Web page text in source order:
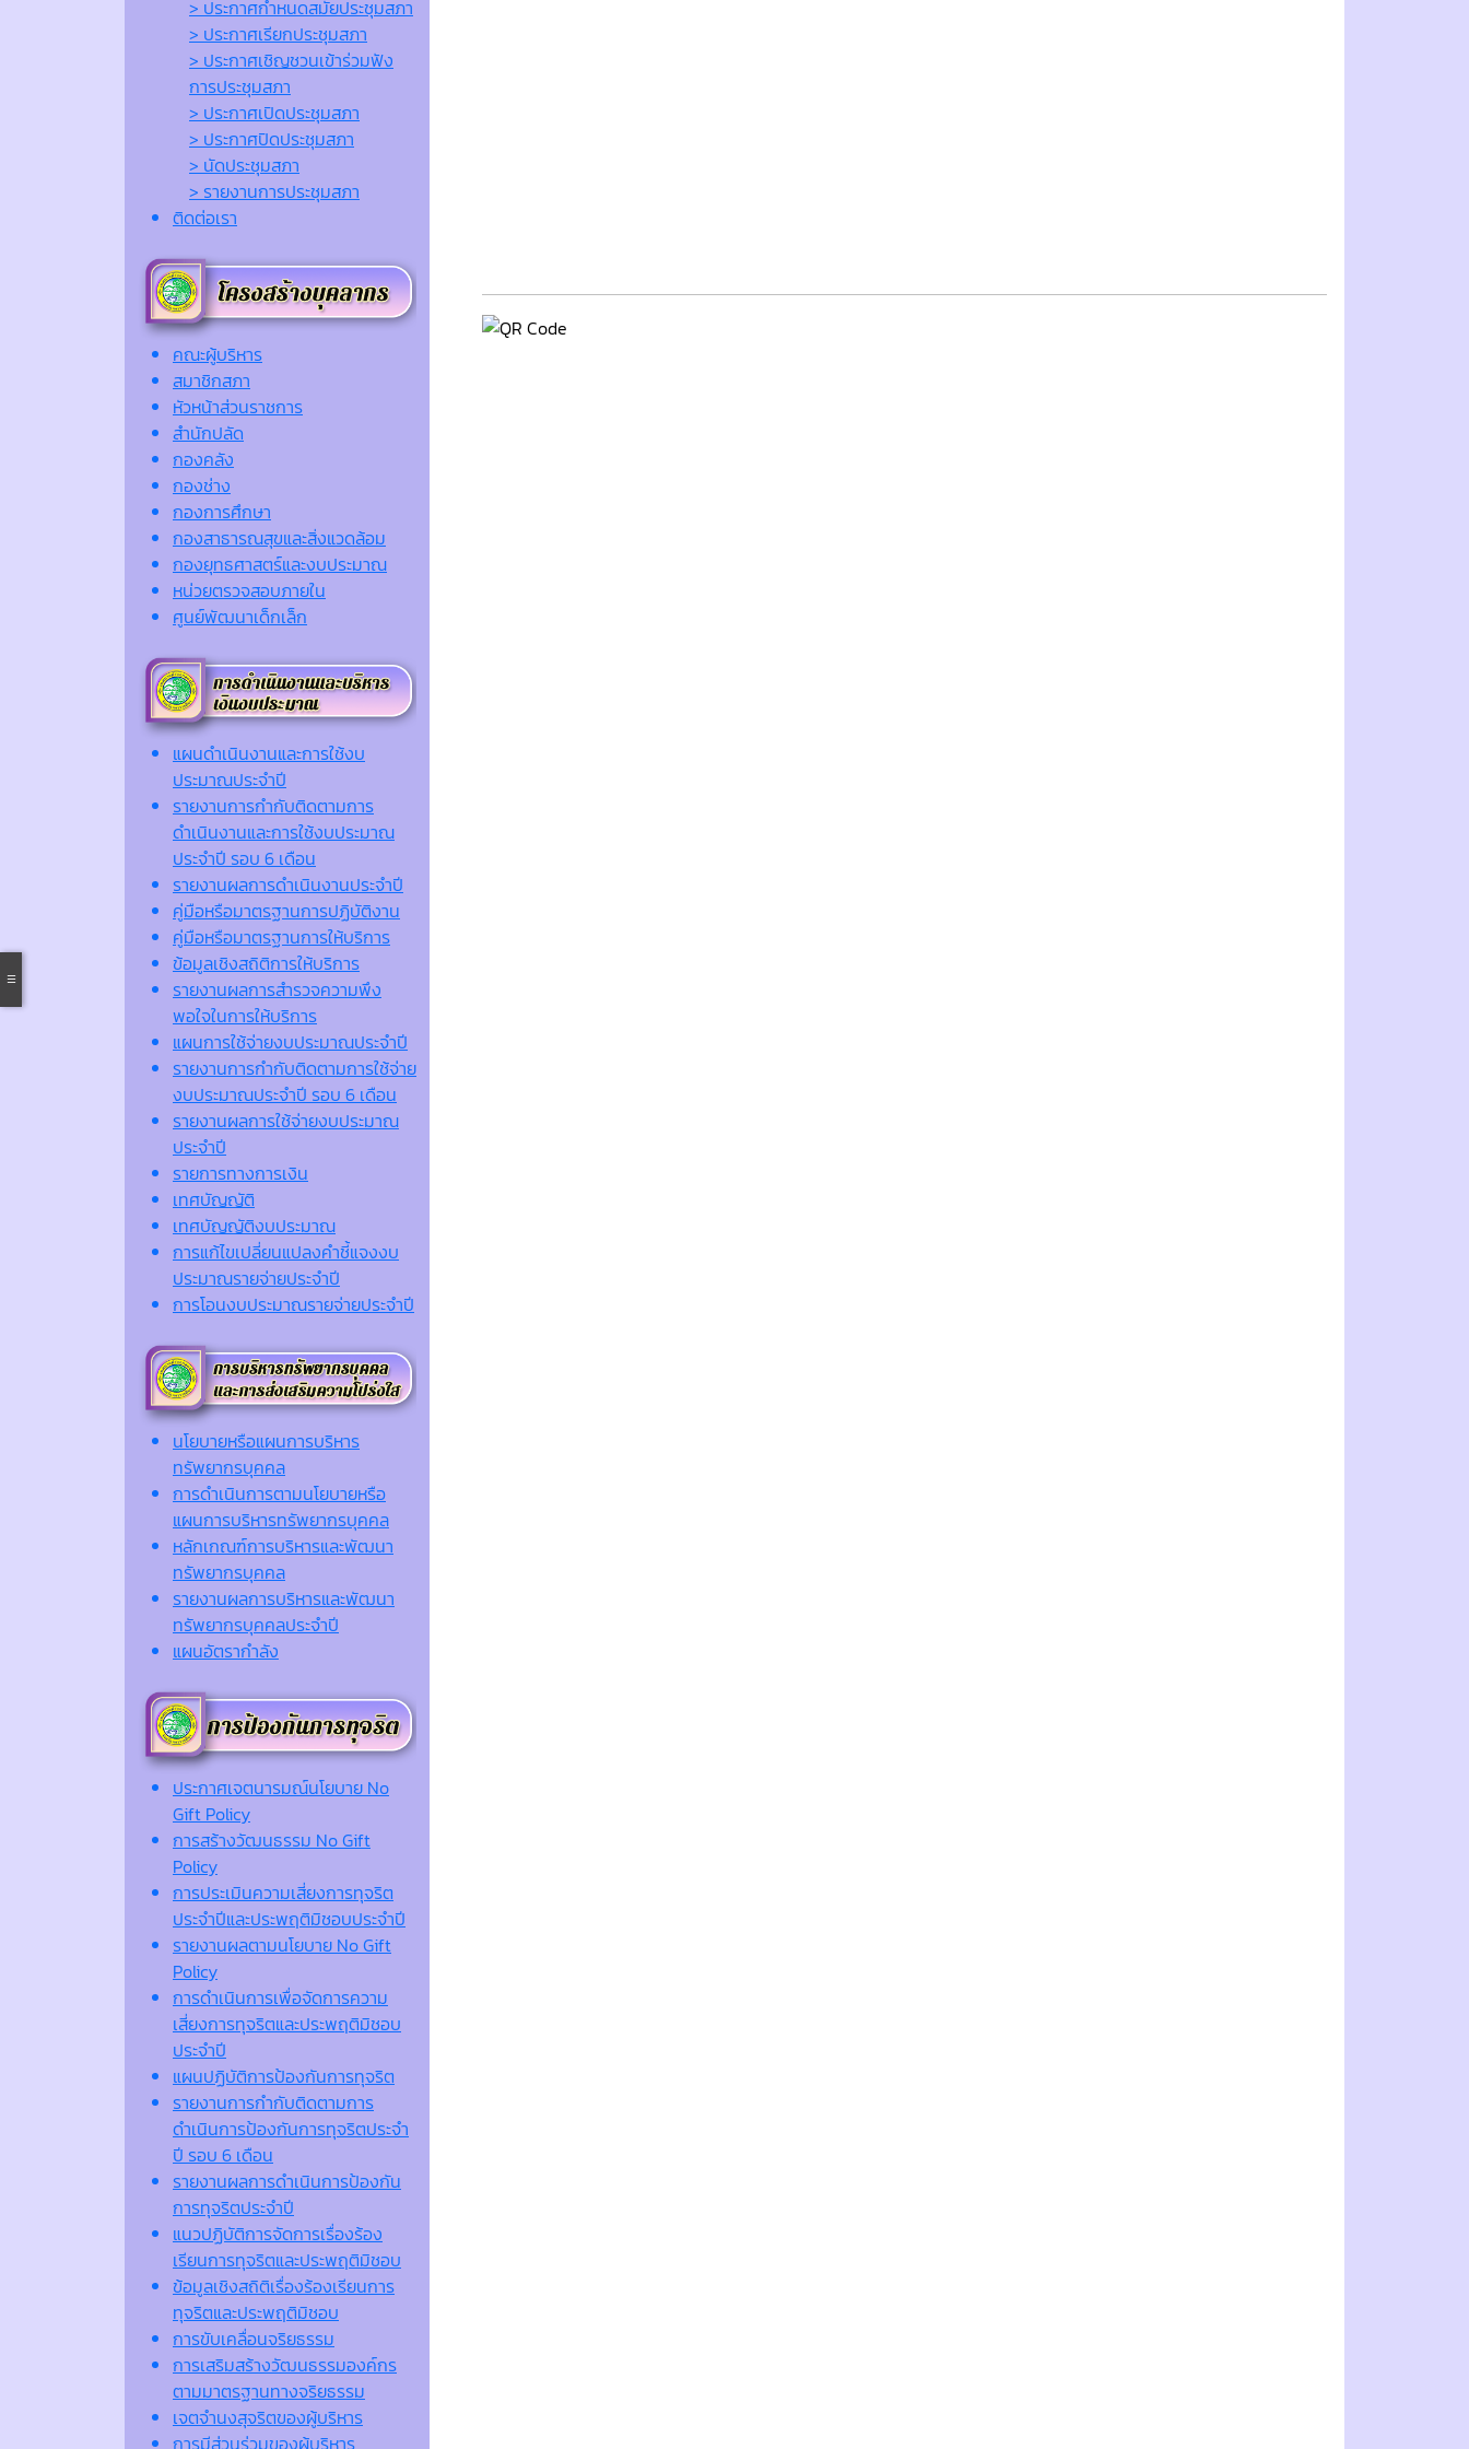
> ประกาศกำหนดสมัยประชุมสภา
> ประกาศเรียกประชุมสภา
> ประกาศเชิญชวนเข้าร่วมฟัง
การประชุมสภา
> ประกาศเปิดประชุมสภา
> ประกาศปิดประชุมสภา
> นัดประชุมสภา
> รายงานการประชุมสภา
ติดต่อเรา
คณะผู้บริหาร
สมาชิกสภา
หัวหน้าส่วนราชการ
สำนักปลัด
กองคลัง
กองช่าง
กองการศึกษา
กองสาธารณสุขและสิ่งแวดล้อม
กองยุทธศาสตร์และงบประมาณ
หน่วยตรวจสอบภายใน
ศูนย์พัฒนาเด็กเล็ก
แผนดำเนินงานและการใช้งบ
ประมาณประจำปี
รายงานการกำกับติดตามการ
ดำเนินงานและการใช้งบประมาณ
ประจำปี รอบ 6 เดือน
รายงานผลการดำเนินงานประจำปี
คู่มือหรือมาตรฐานการปฏิบัติงาน
คู่มือหรือมาตรฐานการให้บริการ
ข้อมูลเชิงสถิติการให้บริการ
รายงานผลการสำรวจความพึง
พอใจในการให้บริการ
แผนการใช้จ่ายงบประมาณประจำปี
รายงานการกำกับติดตามการใช้จ่าย
งบประมาณประจำปี รอบ 6 เดือน
รายงานผลการใช้จ่ายงบประมาณ
ประจำปี
รายการทางการเงิน
เทศบัญญัติ
เทศบัญญัติงบประมาณ
การแก้ไขเปลี่ยนแปลงคำชี้แจงงบ
ประมาณรายจ่ายประจำปี
การโอนงบประมาณรายจ่ายประจำปี
นโยบายหรือแผนการบริหาร
ทรัพยากรบุคคล
การดำเนินการตามนโยบายหรือ
แผนการบริหารทรัพยากรบุคคล
หลักเกณฑ์การบริหารและพัฒนา
ทรัพยากรบุคคล
รายงานผลการบริหารและพัฒนา
ทรัพยากรบุคคลประจำปี
แผนอัตรากำลัง
ประกาศเจตนารมณ์นโยบาย No
Gift Policy
การสร้างวัฒนธรรม No Gift
Policy
การประเมินความเสี่ยงการทุจริต
ประจำปีและประพฤติมิชอบประจำปี
รายงานผลตามนโยบาย No Gift
Policy
การดำเนินการเพื่อจัดการความ
เสี่ยงการทุจริตและประพฤติมิชอบ
ประจำปี
แผนปฏิบัติการป้องกันการทุจริต
รายงานการกำกับติดตามการ
ดำเนินการป้องกันการทุจริตประจำ
ปี รอบ 6 เดือน
รายงานผลการดำเนินการป้องกัน
การทุจริตประจำปี
แนวปฏิบัติการจัดการเรื่องร้อง
เรียนการทุจริตและประพฤติมิชอบ
ข้อมูลเชิงสถิติเรื่องร้องเรียนการ
ทุจริตและประพฤติมิชอบ
การขับเคลื่อนจริยธรรม
การเสริมสร้างวัฒนธรรมองค์กร
ตามมาตรฐานทางจริยธรรม
เจตจํานงสุจริตของผู้บริหาร
การมีส่วนร่วมของผู้บริหาร